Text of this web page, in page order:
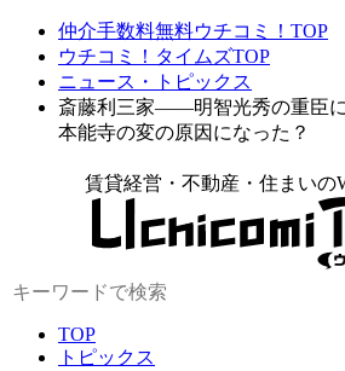
仲介手数料無料ウチコミ！TOP
ウチコミ！タイムズTOP
ニュース・トピックス
斎藤利三家――明智光秀の重臣に
本能寺の変の原因になった？
賃貸経営・不動産・住まいの
TOP
トピックス